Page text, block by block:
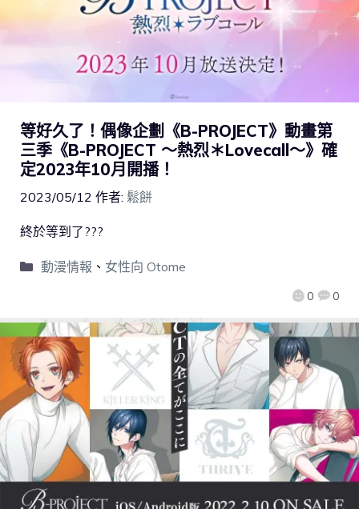
等好久了！偶像企劃《B-PROJECT》動畫第
三季《B-PROJECT ～熱烈＊Lovecall～》確
定2023年10月開播！
2023/05/12 作者: 鬆餅
0 0
終於等到了???
動漫情報 、 女性向 Otome